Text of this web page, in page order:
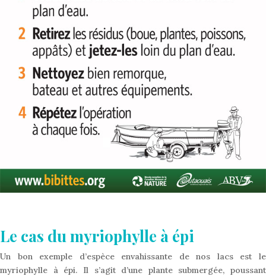
Le cas du myriophylle à épi
Un bon exemple d’espèce envahissante de nos lacs est le
myriophylle à épi. Il s’agit d’une plante submergée, poussant